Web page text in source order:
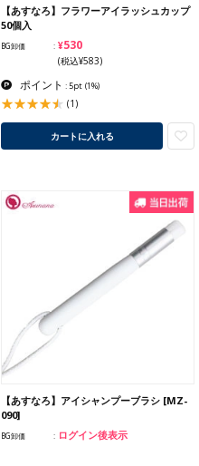
【あすなろ】フラワーアイラッシュカップ
50個入
BG卸価 ¥530
(税込¥583)
ポイント : 5pt (1%)
(1)
カートに入れる
【あすなろ】アイシャンプーブラシ [MZ-
090]
BG卸価 ログイン後表示